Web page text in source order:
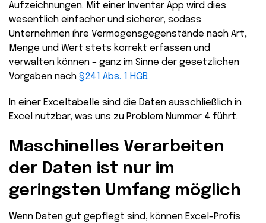
Aufzeichnungen. Mit einer Inventar App wird dies
wesentlich einfacher und sicherer, sodass
Unternehmen ihre Vermögensgegenstände nach Art,
Menge und Wert stets korrekt erfassen und
verwalten können – ganz im Sinne der gesetzlichen
Vorgaben nach §241 Abs. 1 HGB.
In einer Exceltabelle sind die Daten ausschließlich in
Excel nutzbar, was uns zu Problem Nummer 4 führt.
Maschinelles Verarbeiten
der Daten ist nur im
geringsten Umfang möglich
Wenn Daten gut gepflegt sind, können Excel-Profis